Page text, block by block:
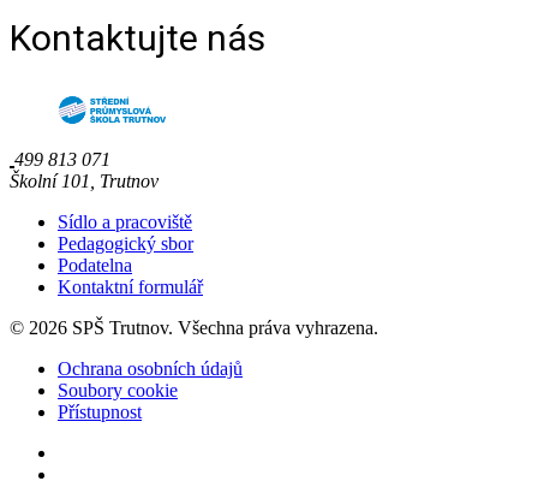
Kontaktujte nás
499 813 071
Školní 101, Trutnov
Sídlo a pracoviště
Pedagogický sbor
Podatelna
Kontaktní formulář
© 2026 SPŠ Trutnov. Všechna práva vyhrazena.
Ochrana osobních údajů
Soubory cookie
Přístupnost